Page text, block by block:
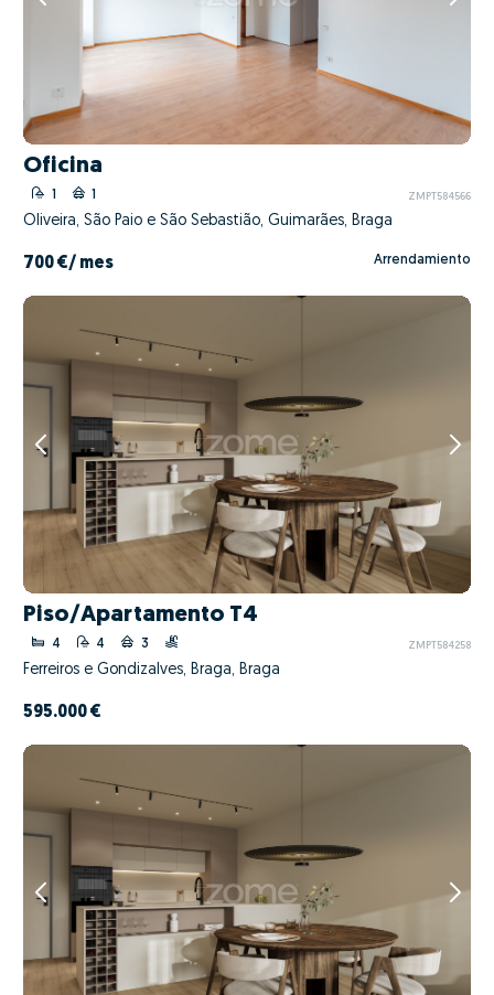
Oficina
1 1 ZMPT584566
Oliveira, São Paio e São Sebastião, Guimarães, Braga
700 €/ mes Arrendamiento
Piso/Apartamento T4
4 4 3 ZMPT584258
Ferreiros e Gondizalves, Braga, Braga
595.000 €